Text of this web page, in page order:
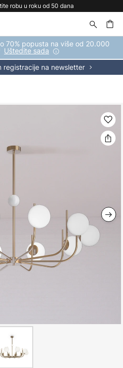
robu u roku od 50 dana
70% popusta na više od 20.000
Uštedite sada
registracije na newsletter